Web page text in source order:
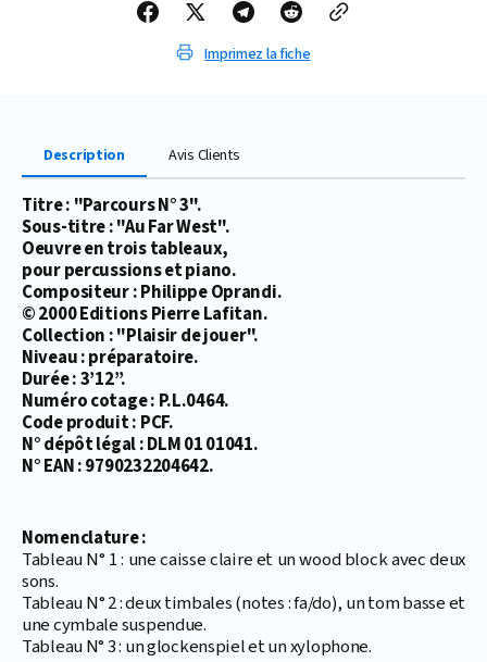
West&quot;
Imprimez la fiche
Description Avis Clients
Titre : "Parcours N° 3".
Sous-titre : "Au Far West".
Oeuvre en trois tableaux,
pour percussions et piano.
Compositeur : Philippe Oprandi.
© 2000 Editions Pierre Lafitan.
Collection : "Plaisir de jouer".
Niveau : préparatoire.
Durée : 3’12’’.
Numéro cotage : P.L.0464.
Code produit : PCF.
N° dépôt légal : DLM 01 01041.
N° EAN : 9790232204642.
Nomenclature :
Tableau N° 1 : une caisse claire et un wood block avec deux
sons.
Tableau N° 2 : deux timbales (notes : fa/do), un tom basse et
une cymbale suspendue.
Tableau N° 3 : un glockenspiel et un xylophone.